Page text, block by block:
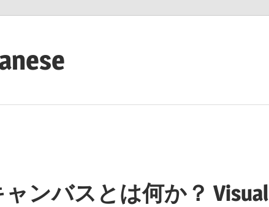
ンバスとは何か？ Visual